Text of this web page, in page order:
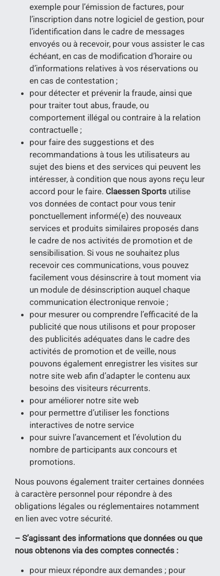
exemple pour l’émission de factures, pour
l’inscription dans notre logiciel de gestion, pour
l’identification dans le cadre de messages
envoyés ou à recevoir, pour vous assister le cas
échéant, en cas de modification d’horaire ou
d’informations relatives à vos réservations ou
en cas de contestation ;
pour détecter et prévenir la fraude, ainsi que
pour traiter tout abus, fraude, ou
comportement illégal ou contraire à la relation
contractuelle ;
pour faire des suggestions et des
recommandations à tous les utilisateurs au
sujet des biens et des services qui peuvent les
intéresser, à condition que nous ayons reçu leur
accord pour le faire. Claessen Sports utilise
vos données de contact pour vous tenir
ponctuellement informé(e) des nouveaux
services et produits similaires proposés dans
le cadre de nos activités de promotion et de
sensibilisation. Si vous ne souhaitez plus
recevoir ces communications, vous pouvez
facilement vous désinscrire à tout moment via
un module de désinscription auquel chaque
communication électronique renvoie ;
pour mesurer ou comprendre l’efficacité de la
publicité que nous utilisons et pour proposer
des publicités adéquates dans le cadre des
activités de promotion et de veille, nous
pouvons également enregistrer les visites sur
notre site web afin d’adapter le contenu aux
besoins des visiteurs récurrents.
pour améliorer notre site web
pour permettre d’utiliser les fonctions
interactives de notre service
pour suivre l’avancement et l’évolution du
nombre de participants aux concours et
promotions.
Nous pouvons également traiter certaines données
à caractère personnel pour répondre à des
obligations légales ou réglementaires notamment
en lien avec votre sécurité.
– S’agissant des informations que données ou que
nous obtenons via des comptes connectés :
pour mieux répondre aux demandes ; pour